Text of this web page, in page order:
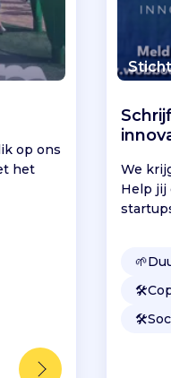
op ons
het
We
Help jij
🌱
🛠️
🛠️